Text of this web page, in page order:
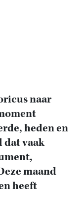
naar
heden en
dat vaak
maand
heeft